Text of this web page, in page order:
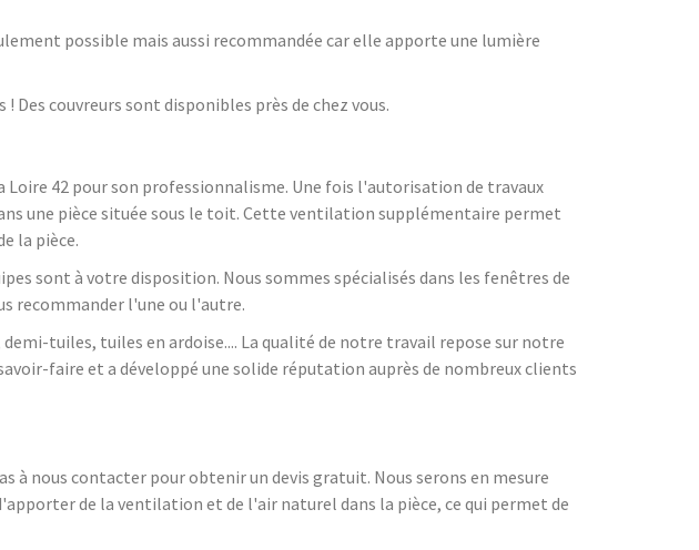
possible mais aussi recommandée car elle apporte une lumière
Des couvreurs sont disponibles près de chez vous.
42 pour son professionnalisme. Une fois l'autorisation de travaux
une pièce située sous le toit. Cette ventilation supplémentaire permet
la pièce.
sont à votre disposition. Nous sommes spécialisés dans les fenêtres de
recommander l'une ou l'autre.
tuiles, tuiles en ardoise.... La qualité de notre travail repose sur notre
faire et a développé une solide réputation auprès de nombreux clients
nous contacter pour obtenir un devis gratuit. Nous serons en mesure
de la ventilation et de l'air naturel dans la pièce, ce qui permet de